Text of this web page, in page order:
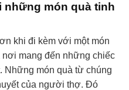
món quà tinh
khi đi kèm với một món
nơi mang đến những chiếc
Những món quà từ chúng
của người thợ. Đó